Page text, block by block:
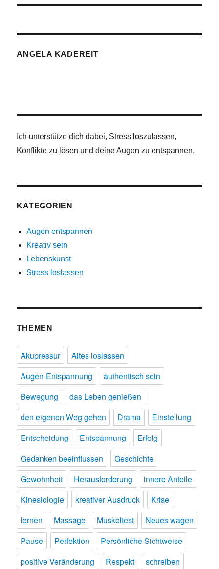
ANGELA KADEREIT
Ich unterstütze dich dabei, Stress loszulassen,
Konflikte zu lösen und deine Augen zu entspannen.
KATEGORIEN
Augen entspannen
Kreativ sein
Lebenskunst
Stress loslassen
THEMEN
Akupressur
Altes loslassen
Augen-Entspannung
authentisch sein
Bewegung
das Leben genießen
den eigenen Weg gehen
Drama
Einstellung
Entscheidung
Entspannung
Erfolg
Gedanken beeinflussen
Geschichte
Gewohnheit
Herausforderung
innere Anteile
Kinesiologie
kreativer Ausdruck
Krise
lernen
Massage Muskeltest
Neues wagen
Pause
Perfektion
Persönliche Sichtweise
positive Veränderung
Respekt
schreiben